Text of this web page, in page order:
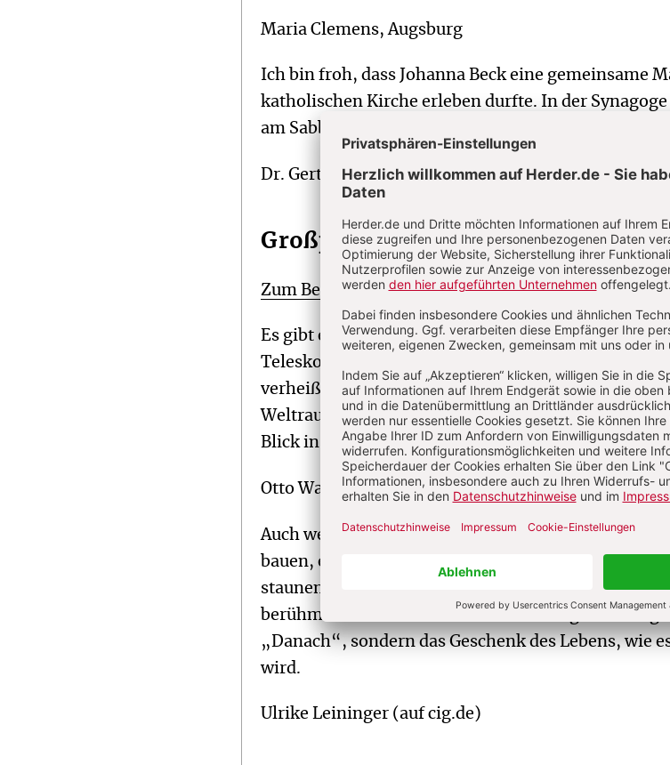
Maria Clemens, Augsburg
Ich bin froh, dass Johanna Beck eine gemeinsame
katholischen Kirche erleben durfte. In der
am Sabbat selbstverständlich.
Dr. Gertrud Rapp, Freiburg
Großprojekte
Zum Beitrag „Weltraum-Dom“ (CIG Nr. 28, S. 2)
Es gibt einen wesentlichen Unterschied zwischen
Teleskop: Dome wurden gebaut zur Ehre Gottes
verheißene Erlösung im zukünftigen „himmlischen
Weltraumforschung mit immer leistungsfähigeren
Blick in die viele Millionen Lichtjahre
Otto Walterspiel (auf cig.de)
Auch wenn die Wissenschaftler, die an einem
bauen, es nicht bewusst denken oder aussprechen:
staunenswerte Schöpfung im Kosmos, für die
berühmter Vertreter in seiner Forschung war.
„Danach“, sondern das Geschenk des Lebens, wie
wird.
Ulrike Leininger (auf cig.de)